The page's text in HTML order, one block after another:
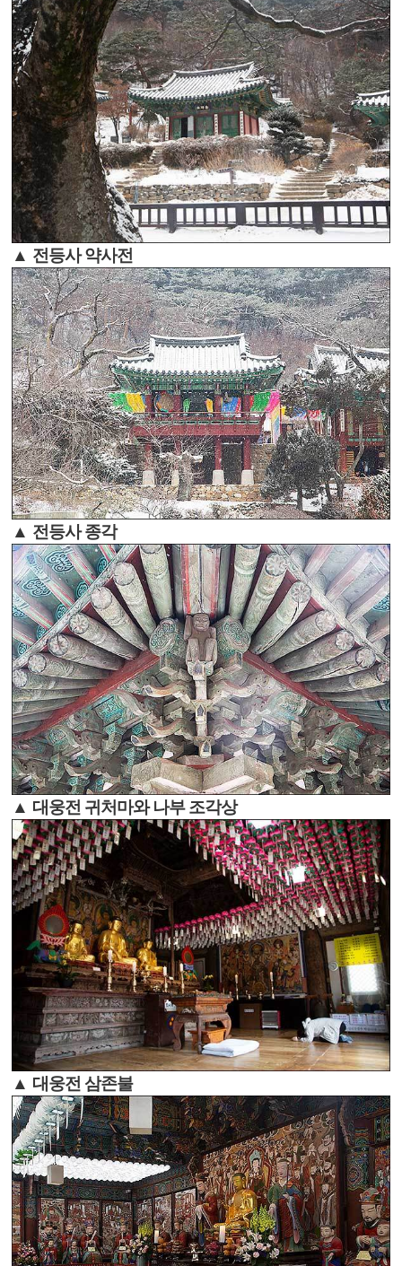
▲ 전등사 약사전
▲ 전등사 종각
▲ 대웅전 귀처마와 나부 조각상
▲ 대웅전 삼존불